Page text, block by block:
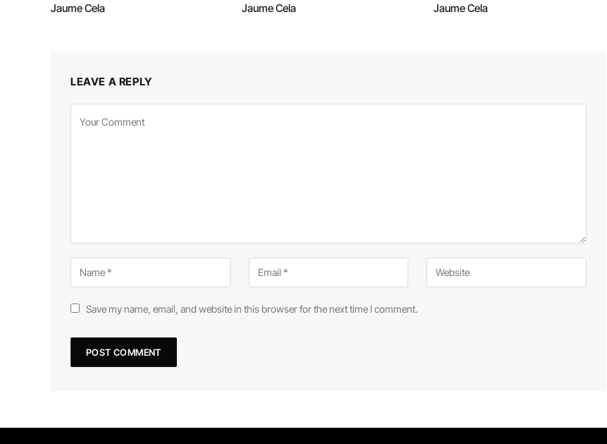
Jaume Cela Jaume Cela Jaume Cela
LEAVE A REPLY
Save my name, email, and website in this browser for the next time I comment.